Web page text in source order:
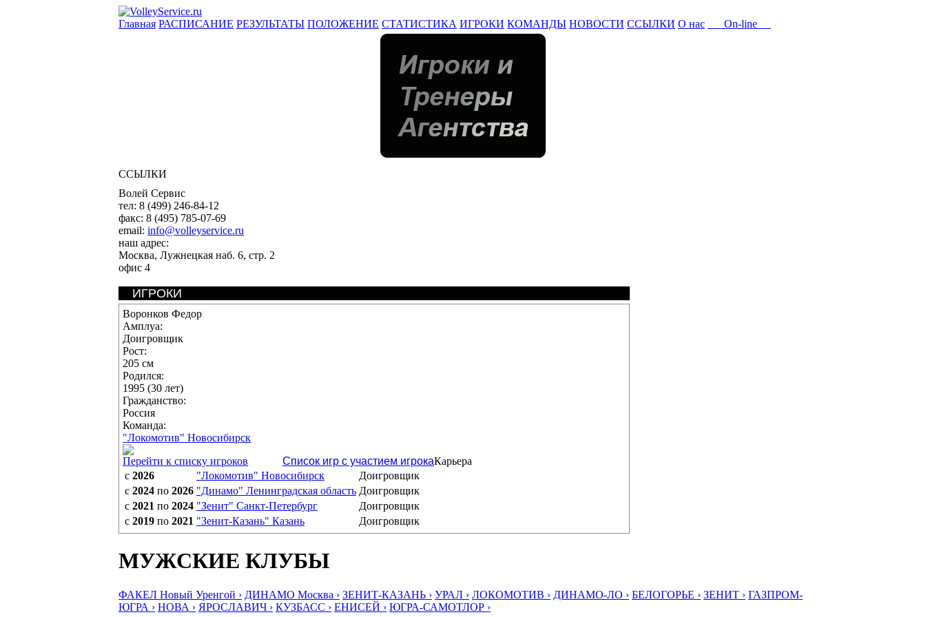
Главная РАСПИСАНИЕ РЕЗУЛЬТАТЫ ПОЛОЖЕНИЕ СТАТИСТИКА ИГРОКИ КОМАНДЫ НОВОСТИ ССЫЛКИ О нас On-line
ССЫЛКИ
Волей Сервис
тел: 8 (499) 246-84-12
факс: 8 (495) 785-07-69
email: info@volleyservice.ru
наш адрес:
Москва, Лужнецкая наб. 6, стр. 2
офис 4
ИГРОКИ
Воронков Федор
Амплуа:
Доигровщик
Рост:
205 см
Родился:
1995 (30 лет)
Гражданство:
Россия
Команда:
"Локомотив" Новосибирск
Перейти к списку игроков
Список игр с участием игрокаКарьера
с 2026 "Локомотив" Новосибирск
Доигровщик
с 2024 по 2026 "Динамо" Ленинградская область Доигровщик
с 2021 по 2024 "Зенит" Санкт-Петербург
Доигровщик
с 2019 по 2021 "Зенит-Казань" Казань Доигровщик
МУЖСКИЕ КЛУБЫ
ФАКЕЛ Новый Уренгой › ДИНАМО Москва › ЗЕНИТ-КАЗАНЬ › УРАЛ › ЛОКОМОТИВ › ДИНАМО-ЛО › БЕЛОГОРЬЕ › ЗЕНИТ › ГАЗПРОМ-
ЮГРА › НОВА › ЯРОСЛАВИЧ › КУЗБАСС › ЕНИСЕЙ › ЮГРА-САМОТЛОР ›